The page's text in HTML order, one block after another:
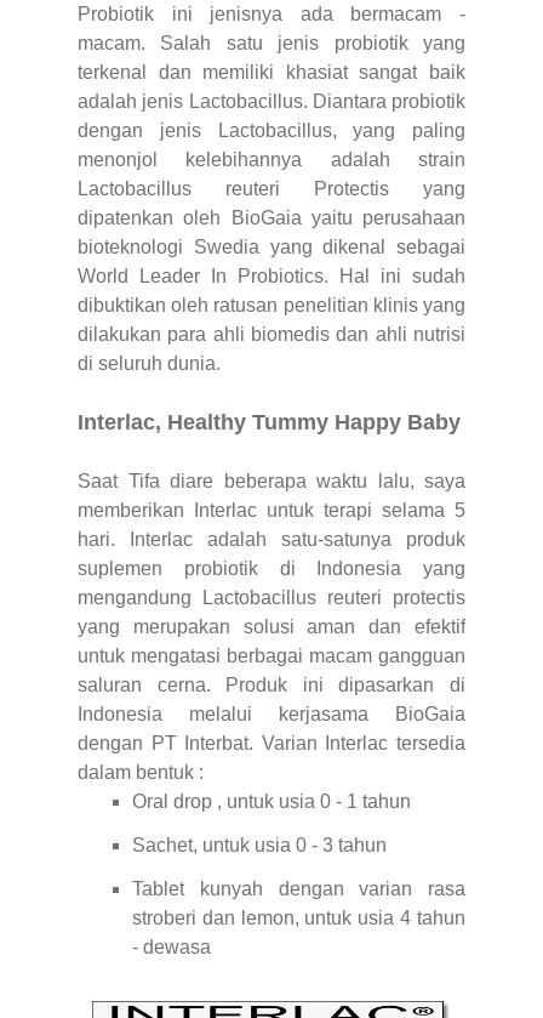
Probiotik ini jenisnya ada bermacam -
macam. Salah satu jenis probiotik yang
terkenal dan memiliki khasiat sangat baik
adalah jenis Lactobacillus. Diantara probiotik
dengan jenis Lactobacillus, yang paling
menonjol kelebihannya adalah strain
Lactobacillus reuteri Protectis yang
dipatenkan oleh BioGaia yaitu perusahaan
bioteknologi Swedia yang dikenal sebagai
World Leader In Probiotics. Hal ini sudah
dibuktikan oleh ratusan penelitian klinis yang
dilakukan para ahli biomedis dan ahli nutrisi
di seluruh dunia.
Interlac, Healthy Tummy Happy Baby
Saat Tifa diare beberapa waktu lalu, saya
memberikan Interlac untuk terapi selama 5
hari. Interlac adalah satu-satunya produk
suplemen probiotik di Indonesia yang
mengandung Lactobacillus reuteri protectis
yang merupakan solusi aman dan efektif
untuk mengatasi berbagai macam gangguan
saluran cerna. Produk ini dipasarkan di
Indonesia melalui kerjasama BioGaia
dengan PT Interbat. Varian Interlac tersedia
dalam bentuk :
Oral drop , untuk usia 0 - 1 tahun
Sachet, untuk usia 0 - 3 tahun
Tablet kunyah dengan varian rasa
stroberi dan lemon, untuk usia 4 tahun
- dewasa